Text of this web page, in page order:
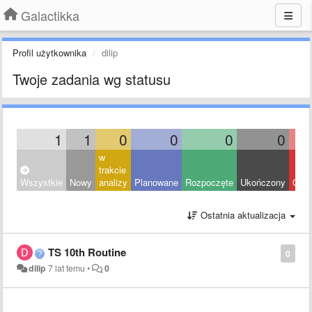
Galactikka
Profil użytkownika dilip
Twoje zadania wg statusu
1 1 0 0 0 0
Wszystkie Nowy
w
trakcie
analizy
Planowane Rozpoczęte Ukończony
Ostatnia aktualizacja
0
TS 10th Routine
dilip 7 lat temu • 0